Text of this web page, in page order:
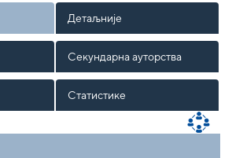
Детаљније
Секундарна ауторства
Статистике